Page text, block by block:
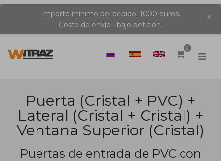
Importe mínimo del pedido: 1000 euros.
Costo de envío - bajo petición.
×
0
Puerta (cristal + PVC) +
Lateral (cristal + Cristal) +
Ventana Superior (cristal)
Puertas de entrada de PVC con